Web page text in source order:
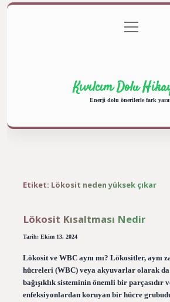
Gizlilik Politikası
menüyü
aç
Kıvılcım Dolu
Enerji dolu önerilerle fark
Etiket: Lökosit neden yüksek çıkar
Lökosit Kısaltması Nedir
Tarih: Ekim 13, 2024
Lökosit ve WBC aynı mı? Lökositler, aynı
hücreleri (WBC) veya akyuvarlar olarak da
bağışıklık sisteminin önemli bir parçasıdır
enfeksiyonlardan koruyan bir hücre